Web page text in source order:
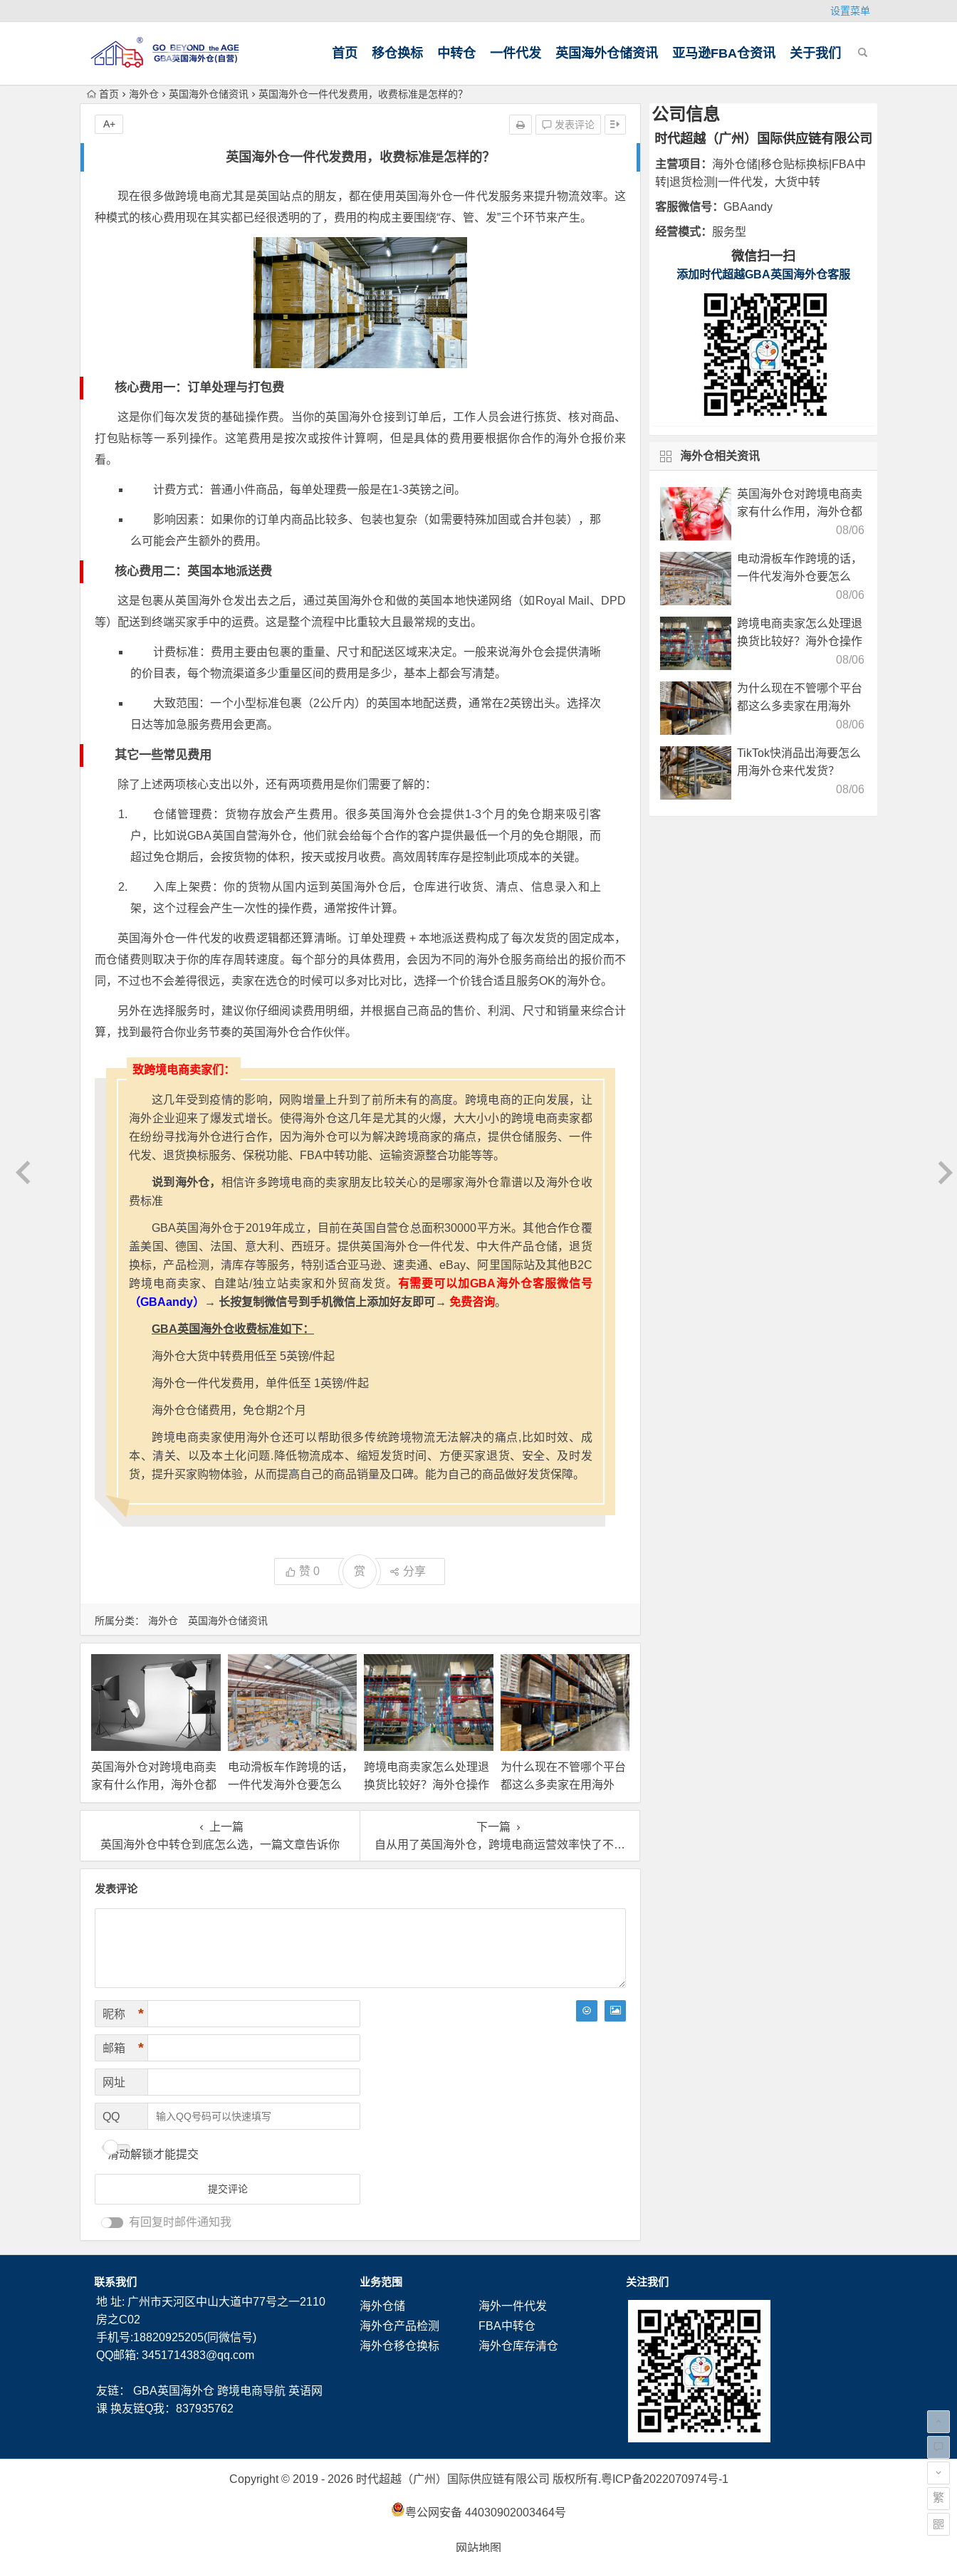
设置菜单
首页 移仓换标 中转仓 一件代发 英国海外仓储资讯 亚马逊FBA仓资讯 关于我们
首页 海外仓 英国海外仓储资讯 英国海外仓一件代发费用，收费标准是怎样的？
英国海外仓一件代发费用，收费标准是怎样的？
发表评论
A+
所属分类： 海外仓 英国海外仓储资讯
现在很多做跨境电商尤其是英国站点的朋友，都在使用英国海外仓一件代发服务来提升物流效率。这
种模式的核心费用现在其实都已经很透明的了，费用的构成主要围绕“存、管、发”三个环节来产生。
核心费用一：订单处理与打包费
这是你们每次发货的基础操作费。当你的英国海外仓接到订单后，工作人员会进行拣货、核对商品、
打包贴标等一系列操作。这笔费用是按次或按件计算啊，但是具体的费用要根据你合作的海外仓报价来
看。
计费方式：普通小件商品，每单处理费一般是在1-3英镑之间。
影响因素：如果你的订单内商品比较多、包装也复杂（如需要特殊加固或合并包装），那
么可能会产生额外的费用。
核心费用二：英国本地派送费
这是包裹从英国海外仓发出去之后，通过英国海外仓和做的英国本地快递网络（如Royal Mail、DPD
等）配送到终端买家手中的运费。这是整个流程中比重较大且最常规的支出。
计费标准：费用主要由包裹的重量、尺寸和配送区域来决定。一般来说海外仓会提供清晰
的价目表，每个物流渠道多少重量区间的费用是多少，基本上都会写清楚。
大致范围：一个小型标准包裹（2公斤内）的英国本地配送费，通常在2英镑出头。选择次
日达等加急服务费用会更高。
其它一些常见费用
除了上述两项核心支出以外，还有两项费用是你们需要了解的：
仓储管理费：货物存放会产生费用。很多英国海外仓会提供1-3个月的免仓期来吸引客
户，比如说GBA英国自营海外仓，他们就会给每个合作的客户提供最低一个月的免仓期限，而
超过免仓期后，会按货物的体积，按天或按月收费。高效周转库存是控制此项成本的关键。
入库上架费：你的货物从国内运到英国海外仓后，仓库进行收货、清点、信息录入和上
架，这个过程会产生一次性的操作费，通常按件计算。
英国海外仓一件代发的收费逻辑都还算清晰。订单处理费 + 本地派送费构成了每次发货的固定成本，
而仓储费则取决于你的库存周转速度。每个部分的具体费用，会因为不同的海外仓服务商给出的报价而不
同，不过也不会差得很远，卖家在选仓的时候可以多对比对比，选择一个价钱合适且服务OK的海外仓。
另外在选择服务时，建议你仔细阅读费用明细，并根据自己商品的售价、利润、尺寸和销量来综合计
算，找到最符合你业务节奏的英国海外仓合作伙伴。
致跨境电商卖家们：
这几年受到疫情的影响，网购增量上升到了前所未有的高度。跨境电商的正向发展，让
海外企业迎来了爆发式增长。使得海外仓这几年是尤其的火爆，大大小小的跨境电商卖家都
在纷纷寻找海外仓进行合作，因为海外仓可以为解决跨境商家的痛点，提供仓储服务、一件
代发、退货换标服务、保税功能、FBA中转功能、运输资源整合功能等等。
说到海外仓， 相信许多跨境电商的卖家朋友比较关心的是哪家海外仓靠谱以及海外仓收
费标准
GBA英国海外仓于2019年成立，目前在英国自营仓总面积30000平方米。其他合作仓覆
盖美国、德国、法国、意大利、西班牙。提供英国海外仓一件代发、中大件产品仓储，退货
换标，产品检测，清库存等服务，特别适合亚马逊、速卖通、eBay、阿里国际站及其他B2C
跨境电商卖家、自建站/独立站卖家和外贸商发货。 有需要可以加GBA海外仓客服微信号
（GBAandy）
→ 长按复制微信号到手机微信上添加好友即可→ 免费咨询。
GBA英国海外仓收费标准如下：
海外仓大货中转费用低至 5英镑/件起
海外仓一件代发费用，单件低至 1英镑/件起
海外仓仓储费用，免仓期2个月
跨境电商卖家使用海外仓还可以帮助很多传统跨境物流无法解决的痛点,比如时效、成
本、清关、以及本土化问题.降低物流成本、缩短发货时间、方便买家退货、安全、及时发
货，提升买家购物体验，从而提高自己的商品销量及口碑。能为自己的商品做好发货保障。
赞 0 赏 分享
英国海外仓对跨境电商卖
家有什么作用，海外仓都
有哪些核心服务？
电动滑板车作跨境的话，
一件代发海外仓要怎么
选？
跨境电商卖家怎么处理退
换货比较好？海外仓操作
靠谱吗？
为什么现在不管哪个平台
都这么多卖家在用海外
仓？
上一篇
英国海外仓中转仓到底怎么选，一篇文章告诉你
下一篇
自从用了英国海外仓，跨境电商运营效率快了不止一点！？
发表评论
昵称 *
邮箱 *
网址
QQ
滑动解锁才能提交
有回复时邮件通知我
公司信息
时代超越（广州）国际供应链有限公司
主营项目： 海外仓储|移仓贴标换标|FBA中
转|退货检测|一件代发，大货中转
客服微信号： GBAandy
经营模式： 服务型
微信扫一扫
添加时代超越GBA英国海外仓客服
海外仓相关资讯
英国海外仓对跨境电商卖
家有什么作用，海外仓都
08/06
电动滑板车作跨境的话，
一件代发海外仓要怎么
08/06
跨境电商卖家怎么处理退
换货比较好？海外仓操作
08/06
为什么现在不管哪个平台
都这么多卖家在用海外
08/06
TikTok快消品出海要怎么
用海外仓来代发货？
08/06
联系我们
地 址: 广州市天河区中山大道中77号之一2110
房之C02
手机号:18820925205(同微信号)
QQ邮箱: 3451714383@qq.com
友链： GBA英国海外仓 跨境电商导航 英语网
课 换友链Q我：837935762
业务范围
海外仓储
海外一件代发
海外仓产品检测
FBA中转仓
海外仓移仓换标
海外仓库存清仓
关注我们
Copyright © 2019 - 2026 时代超越（广州）国际供应链有限公司 版权所有.粤ICP备2022070974号-1
粤公网安备 44030902003464号
网站地图
繁